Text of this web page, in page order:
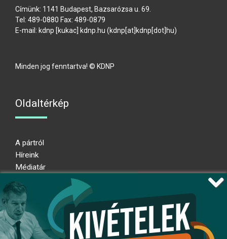
Címünk: 1141 Budapest, Bazsarózsa u. 69.
Tel: 489-0880 Fax: 489-0879
E-mail: kdnp [kukac] kdnp.hu (kdnp[at]kdnp[dot]hu)
Minden jog fenntartva! © KDNP
Oldaltérkép
A pártról
Híreink
Médiatár
Adatkezelési nyilatkozat
Átláthatósági nyilatkozat
Ugrás az oldal tetejére